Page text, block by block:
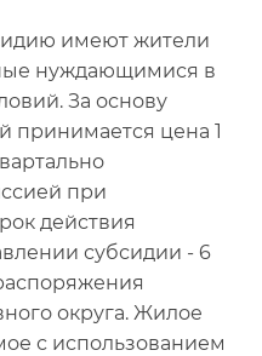
имеют жители
нуждающимися в
За основу
принимается цена 1
при
действия
субсидии - 6
округа. Жилое
с использованием